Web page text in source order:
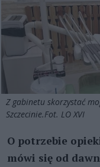
Z gabinetu skorzystać
Szczecinie.Fot. LO XVI
O potrzebie
mówi się od